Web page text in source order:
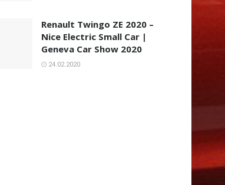
Renault Twingo ZE 2020 –
Nice Electric Small Car |
Geneva Car Show 2020
24.02.2020